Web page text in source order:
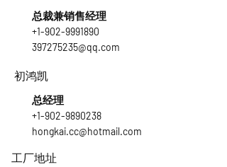
总裁兼销售经理
+1-902-9991890
397275235@qq.com
初鸿凯
总经理
+1-902-9890238
hongkai.cc@hotmail.com
工厂地址